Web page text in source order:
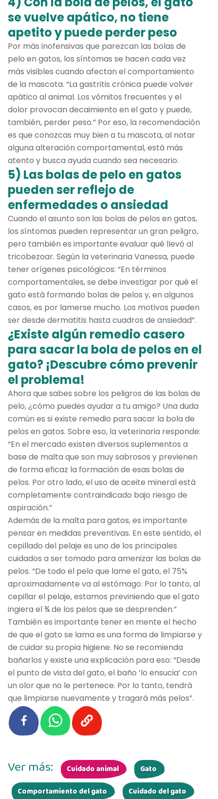
se vuelve apático, no tiene
apetito y puede perder peso
Por más inofensivas que parezcan las bolas de
pelo en gatos, los síntomas se hacen cada vez
más visibles cuando afectan el comportamiento
de la mascota. “La gastritis crónica puede volver
apático al animal. Los vómitos frecuentes y el
dolor provocan decaimiento en el gato y puede,
también, perder peso.” Por eso, la recomendación
es que conozcas muy bien a tu mascota, al notar
alguna alteración comportamental, está más
atento y busca ayuda cuando sea necesario.
5) Las bolas de pelo en gatos
pueden ser reflejo de
enfermedades o ansiedad
Cuando el asunto son las bolas de pelos en gatos,
los síntomas pueden representar un gran peligro,
pero también es importante evaluar qué llevó al
tricobezoar. Según la veterinaria Vanessa, puede
tener orígenes psicológicos: “En términos
comportamentales, se debe investigar por qué el
gato está formando bolas de pelos y, en algunos
casos, es por lamerse mucho. Los motivos pueden
ser desde dermatitis hasta cuadros de ansiedad”.
¿Existe algún remedio casero
para sacar la bola de pelos en el
gato? ¡Descubre cómo prevenir
el problema!
Ahora que sabes sobre los peligros de las bolas de
pelo, ¿cómo puedes ayudar a tu amigo? Una duda
común es si existe remedio para sacar la bola de
pelos en gatos. Sobre eso, la veterinaria responde:
“En el mercado existen diversos suplementos a
base de malta que son muy sabrosos y previenen
de forma eficaz la formación de esas bolas de
pelos. Por otro lado, el uso de aceite mineral está
completamente contraindicado bajo riesgo de
aspiración.”
Además de la malta para gatos, es importante
pensar en medidas preventivas. En este sentido, el
cepillado del pelaje es uno de los principales
cuidados a ser tomado para amenizar las bolas de
pelos. “De todo el pelo que lame el gato, el 75%
aproximadamente va al estómago. Por lo tanto, al
cepillar el pelaje, estamos previniendo que el gato
ingiera el ¾ de los pelos que se desprenden.”
También es importante tener en mente el hecho
de que el gato se lama es una forma de limpiarse y
de cuidar su propia higiene. No se recomienda
bañarlos y existe una explicación para eso: “Desde
el punto de vista del gato, el baño ‘lo ensucia’ con
un olor que no le pertenece. Por lo tanto, tendrá
que limpiarse nuevamente y tragará más pelos”.
Ver más: Cuidado animal
Gato
Comportamiento del gato
Cuidado del gato